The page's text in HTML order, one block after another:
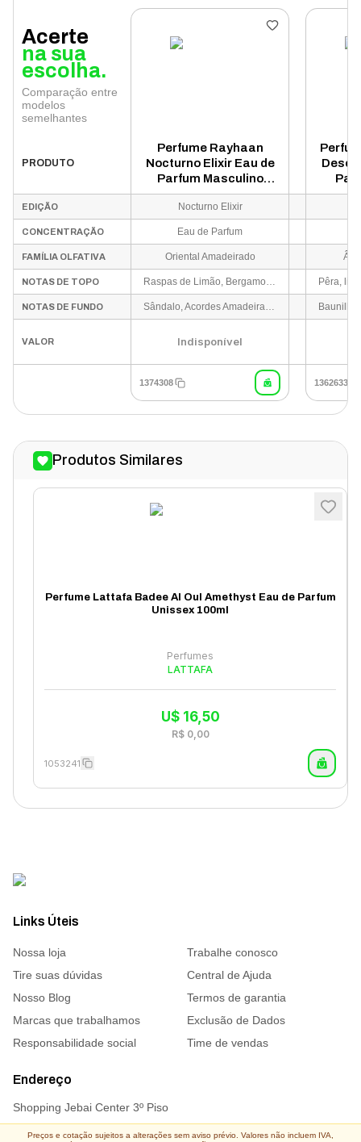
Acerte
na sua
escolha.
Comparação entre
modelos
semelhantes
PRODUTO
Perfume Rayhaan
Nocturno Elixir Eau de
Parfum Masculino
100ml
EDIÇÃO Nocturno Elixir
CONCENTRAÇÃO Eau de Parfum
FAMÍLIA OLFATIVA Oriental Amadeirado
NOTAS DE TOPO Raspas de Limão, Bergamota, Absinto e Menta
NOTAS DE FUNDO Sândalo, Acordes Amadeirados e Almíscar Sutil
VALOR Indisponível
1374308 1362633
Produtos Similares
Perfume Lattafa Badee Al Oul Amethyst Eau de Parfum
Unissex 100ml
Perfumes
LATTAFA
U$ 16,50
R$ 0,00
1053241
Links Úteis
Nossa loja
Trabalhe conosco
Tire suas dúvidas
Central de Ajuda
Nosso Blog
Termos de garantia
Marcas que trabalhamos
Exclusão de Dados
Responsabilidade social
Time de vendas
Endereço
Shopping Jebai Center 3º Piso
Preços e cotação sujeitos a alterações sem aviso prévio. Valores não incluem IVA,